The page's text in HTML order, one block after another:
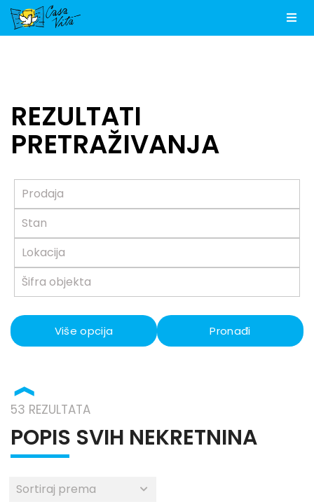
REZULTATI
PRETRAŽIVANJA
Više opcija Pronađi
❱
53 REZULTATA
POPIS SVIH NEKRETNINA